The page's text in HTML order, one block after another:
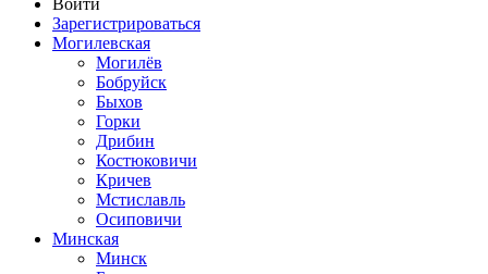
Зарегистрироваться
Могилевская
Могилёв
Бобруйск
Быхов
Горки
Дрибин
Костюковичи
Кричев
Мстиславль
Осиповичи
Минская
Минск